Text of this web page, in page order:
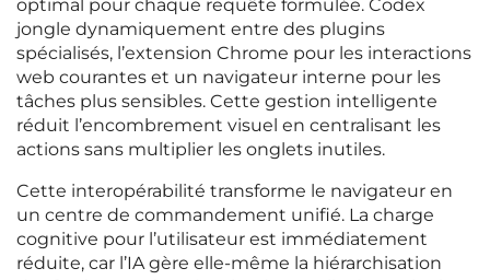
optimal pour chaque requête formulée. Codex
jongle dynamiquement entre des plugins
spécialisés, l’extension Chrome pour les interactions
web courantes et un navigateur interne pour les
tâches plus sensibles. Cette gestion intelligente
réduit l’encombrement visuel en centralisant les
actions sans multiplier les onglets inutiles.
Cette interopérabilité transforme le navigateur en
un centre de commandement unifié. La charge
cognitive pour l’utilisateur est immédiatement
réduite, car l’IA gère elle-même la hiérarchisation